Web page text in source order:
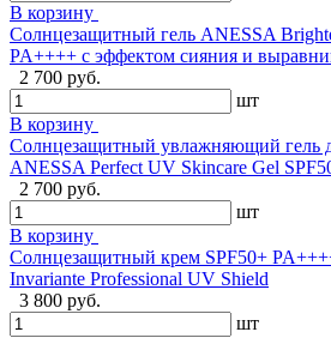
В корзину
Солнцезащитный гель ANESSA
PA++++ с эффектом сияния и
2 700 руб.
шт
В корзину
Солнцезащитный увлажняющий гель
ANESSA Perfect UV Skincare Gel
2 700 руб.
шт
В корзину
Cолнцезащитный крем SPF50+
Invariante Professional UV Shield
3 800 руб.
шт